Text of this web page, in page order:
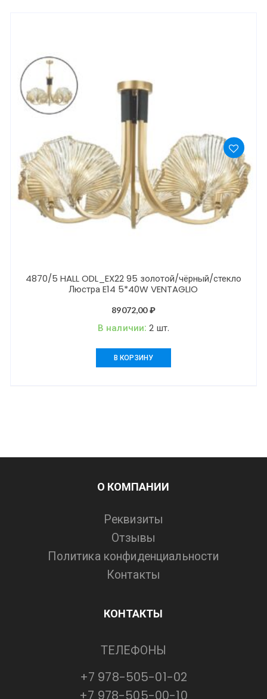
4870/5 HALL ODL_EX22 95 золотой/чёрный/стекло
Люстра E14 5*40W VENTAGLIO
89072,00₽
В наличии:2 шт.
В КОРЗИНУ
О КОМПАНИИ
Реквизиты
Отзывы
Политика конфиденциальности
Контакты
КОНТАКТЫ
ТЕЛЕФОНЫ
+7 978-505-01-02
+7 978-505-00-10